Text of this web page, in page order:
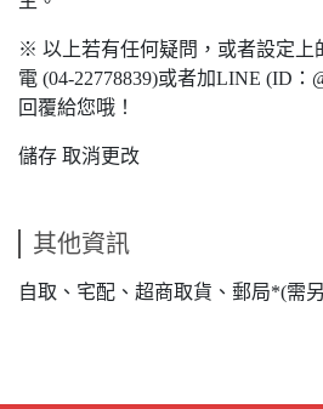
※ 以上若有任何疑問，或者設定上
電 (04-22778839)或者加LINE (ID：
回覆給您哦！
儲存 取消更改
其他資訊
自取、宅配、超商取貨、郵局*(需